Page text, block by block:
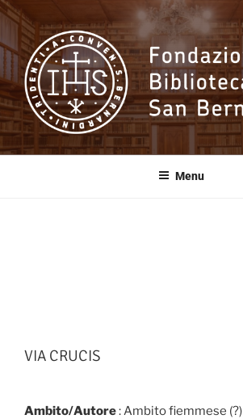
Salta
contenuto
Fondazione
Biblioteca SanMenu
VIA CRUCIS
Ambito/Autore: Ambito fiemmese (?)